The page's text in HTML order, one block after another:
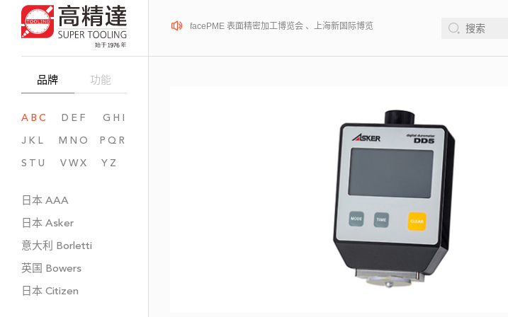
品牌 功能
ABC DEF
GHI
JKL
MNO
PQR
STU
VWX YZ
日本 AAA
日本 Asker
意大利 Borletti
英国 Bowers
日本 Citizen
2026年08月12-14日、SurfacePME 表面精密加工博览会 、上海新国际博览中心· 浦东、W1馆E21 、欢迎莅临指导